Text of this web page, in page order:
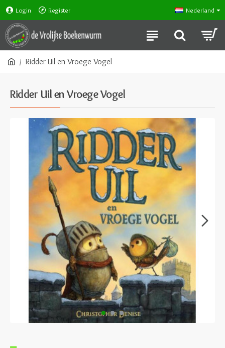
Login Register Nederland
Ridder Uil en Vroege Vogel
Ridder Uil en Vroege Vogel